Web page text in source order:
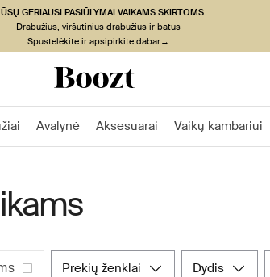
GERIAUSI PASIŪLYMAI VAIKAMS SKIRTOMS
Drabužius, viršutinius drabužius ir batus
Spustelėkite ir apsipirkite dabar→
Avalynė Aksesuarai Vaikų kambariui
prekių ženklai dydis